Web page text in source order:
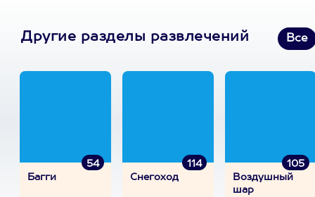
Другие разделы развлечений Все
54
Багги
114
Снегоход
105
Воздушный
шар